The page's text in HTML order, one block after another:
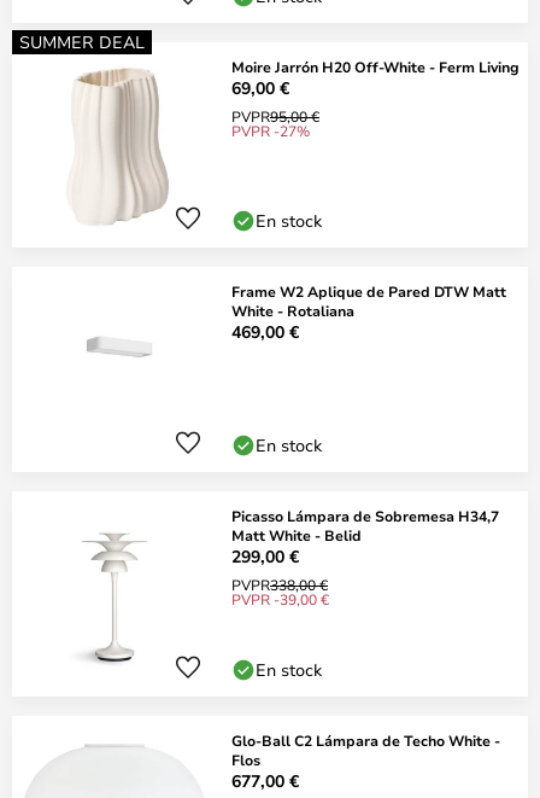
SUMMER DEAL
Moire Jarrón H20 Off-White - Ferm Living
69,00 €
PVPR95,00 €
PVPR -27%
En stock
Frame W2 Aplique de Pared DTW Matt
White - Rotaliana
469,00 €
En stock
Picasso Lámpara de Sobremesa H34,7
Matt White - Belid
299,00 €
PVPR338,00 €
PVPR -39,00 €
En stock
Glo-Ball C2 Lámpara de Techo White -
Flos
677,00 €